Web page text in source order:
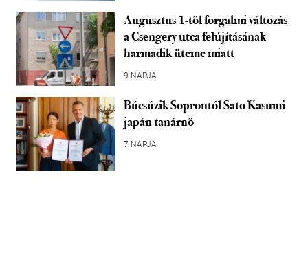
Augusztus 1-től forgalmi változás
a Csengery utca felújításának
harmadik üteme miatt
9 NAPJA
Búcsúzik Soprontól Sato Kasumi
japán tanárnő
7 NAPJA